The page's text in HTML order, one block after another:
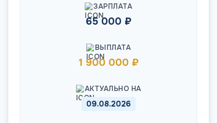
ЗАРПЛАТА
65 000 ₽
ВЫПЛАТА
1 900 000 ₽
АКТУАЛЬНО НА
09.08.2026